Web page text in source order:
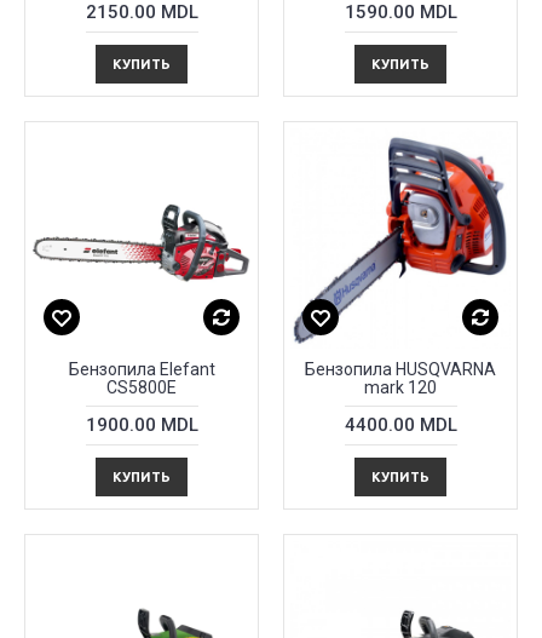
2150.00 MDL
КУПИТЬ
1590.00 MDL
КУПИТЬ
Бензопила Elefant
CS5800E
1900.00 MDL
КУПИТЬ
Бензопила HUSQVARNA
mark 120
4400.00 MDL
КУПИТЬ